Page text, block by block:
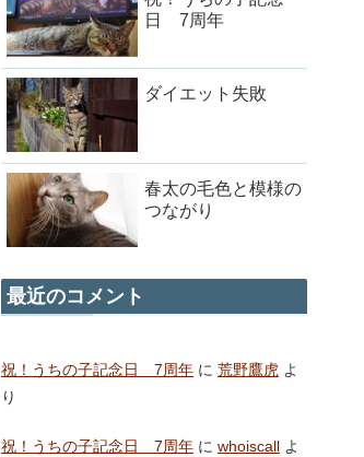
日 7周年
ダイエット失敗
春太の毛色と模様の
つながり
最近のコメント
祝！うちの子記念日 7周年 に 荒野鷹虎 よ
り
祝！うちの子記念日 7周年 に whoiscall よ